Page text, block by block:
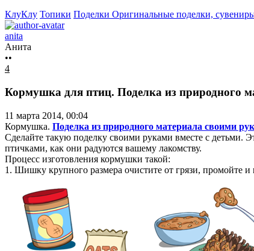
КлуКлу Топики Поделки Оригинальные поделки,
anita
Анита
••
4
Кормушка для птиц. Поделка из природного
11 марта 2014, 00:04
Кормушка. Поделка из природного материала своими
Сделайте такую поделку своими руками вместе с
птичками, как они радуются вашему лакомству.
Процесс изготовления кормушки такой:
1. Шишку крупного размера очистите от грязи, промойте